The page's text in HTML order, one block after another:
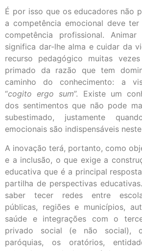
É por isso que os educadores não
a competência emocional deve
competência profissional.
significa dar-lhe alma e cuidar da
recurso pedagógico muitas
primado da razão que tem
caminho do conhecimento: a
“cogito ergo sum”. Existe um
dos sentimentos que não pode
subestimado, justamente
emocionais são indispensáveis
A inovação terá, portanto, como
e a inclusão, o que exige a
educativa que é a principal
partilha de perspectivas
saber tecer redes entre
públicas, regiões e municípios,
saúde e integrações com o
privado social (e não social),
paróquias, os oratórios,